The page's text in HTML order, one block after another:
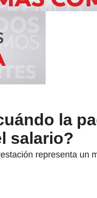
la
salario?
representa un